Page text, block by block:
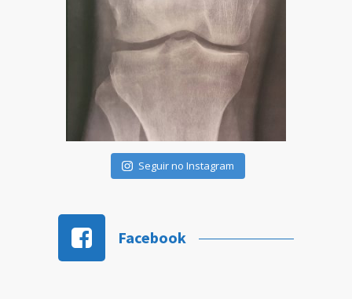
Seguir no Instagram
Facebook